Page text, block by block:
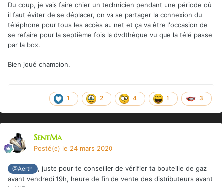
Du coup, je vais faire chier un technicien pendant une période où
il faut éviter de se déplacer, on va se partager la connexion du
téléphone pour tous les accès au net et ça va être l'occasion de
se refaire pour la septième fois la dvdthèque vu que la télé passe
par la box.
Bien joué champion.
1 2 4 1 3
SentMa
Posté(e) le 24 mars 2020
@Aerth
, juste pour te conseiller de vérifier ta bouteille de gaz
avant vendredi 19h, heure de fin de vente des distributeurs avant